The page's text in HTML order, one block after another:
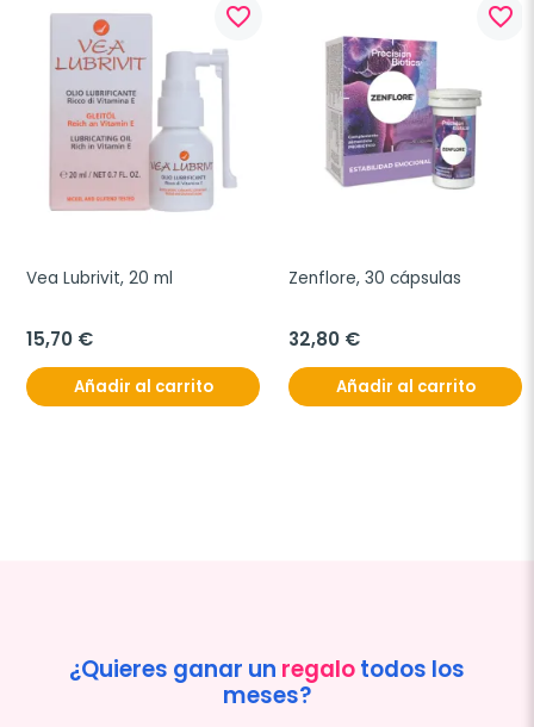
favorite_border
Vea Lubrivit, 20 ml
15,70 €
Añadir al carrito
favorite_border
Zenflore, 30 cápsulas
32,80 €
Añadir al carrito
¿Quieres ganar un regalotodos los
meses?